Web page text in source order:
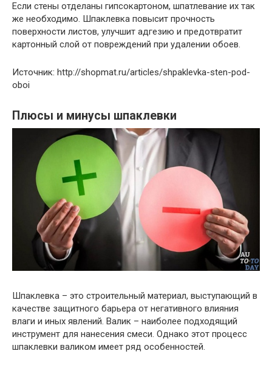
Если стены отделаны гипсокартоном, шпатлевание их так
же необходимо. Шпаклевка повысит прочность
поверхности листов, улучшит адгезию и предотвратит
картонный слой от повреждений при удалении обоев.
Источник: http://shopmat.ru/articles/shpaklevka-sten-pod-
oboi
Плюсы и минусы шпаклевки
Шпаклевка – это строительный материал, выступающий в
качестве защитного барьера от негативного влияния
влаги и иных явлений. Валик – наиболее подходящий
инструмент для нанесения смеси. Однако этот процесс
шпаклевки валиком имеет ряд особенностей.